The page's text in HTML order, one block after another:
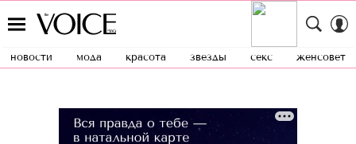
новости мода красота звезды секс женсовет